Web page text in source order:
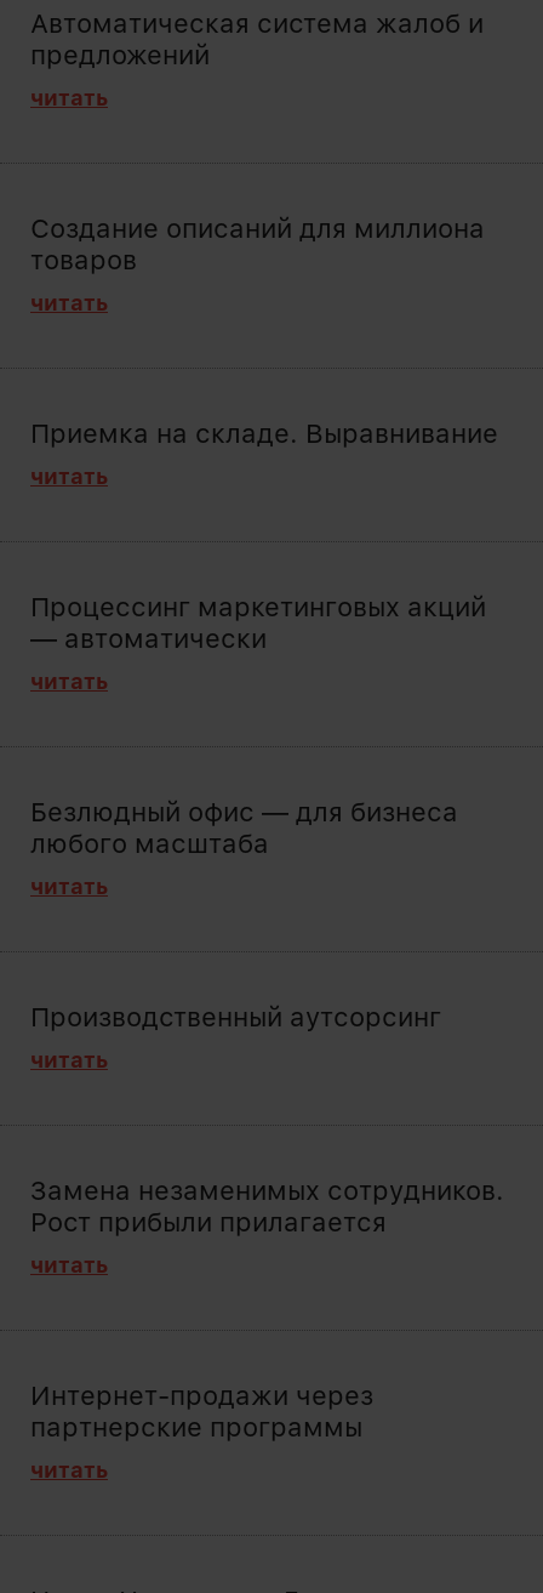
Автоматическая система жалоб и
предложений
читать
Создание описаний для миллиона
товаров
читать
Приемка на складе. Выравнивание
читать
Процессинг маркетинговых акций
— автоматически
читать
Безлюдный офис — для бизнеса
любого масштаба
читать
Производственный аутсорсинг
читать
Замена незаменимых сотрудников.
Рост прибыли прилагается
читать
Интернет-продажи через
партнерские программы
читать